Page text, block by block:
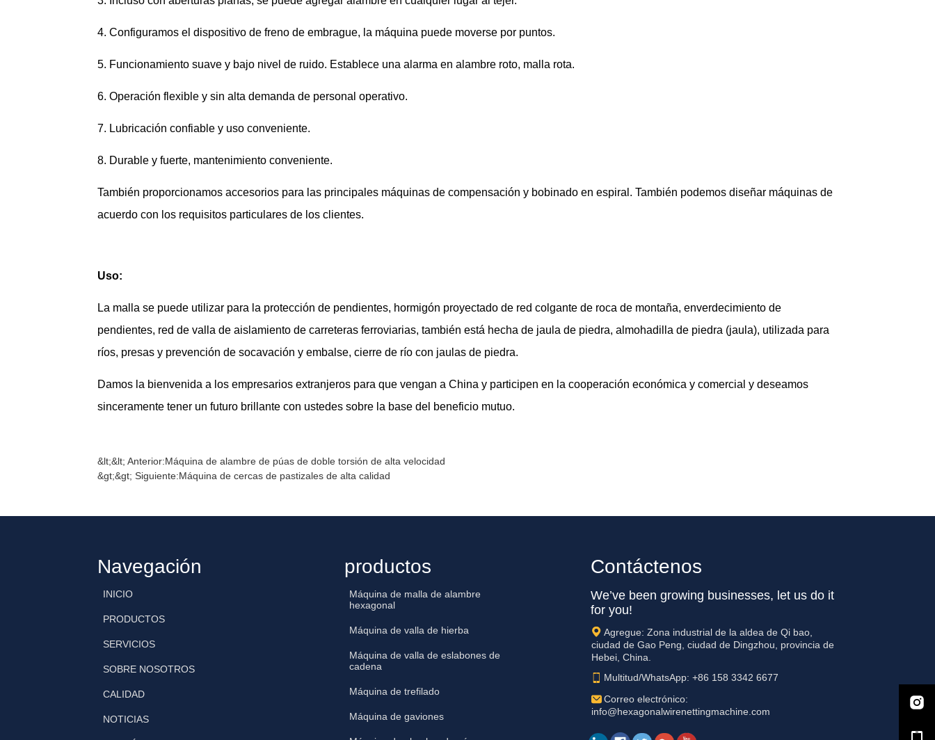
&lt;&lt; Anterior:Máquina de alambre de púas de doble torsión de alta velocidad
&gt;&gt; Siguiente:Máquina de cercas de pastizales de alta calidad
Navegación
INICIO
PRODUCTOS
SERVICIOS
SOBRE NOSOTROS
CALIDAD
NOTICIAS
productos
Máquina de malla de alambre
hexagonal
Máquina de valla de hierba
Máquina de valla de eslabones de
cadena
Máquina de trefilado
Máquina de gaviones
Contáctenos
We’ve been growing businesses, let us do it
for you!
Agregue: Zona industrial de la aldea de Qi bao,
ciudad de Gao Peng, ciudad de Dingzhou, provincia de
Hebei, China.
Multitud/WhatsApp: +86 158 3342 6677
Correo electrónico:
info@hexagonalwirenettingmachine.com